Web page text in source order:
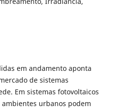
em andamento aponta
de sistemas
Em sistemas fotovoltaicos
urbanos podem